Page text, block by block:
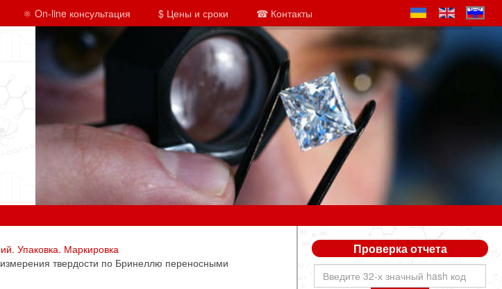
⚛ On-line консультация $ Цены и сроки ☎ Контакты
Упаковка. Маркировка
твердости по Бринеллю переносными
Проверка отчета